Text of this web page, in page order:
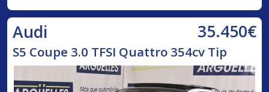
Audi 35.450€
S5 Coupe 3.0 TFSI Quattro 354cv Tip